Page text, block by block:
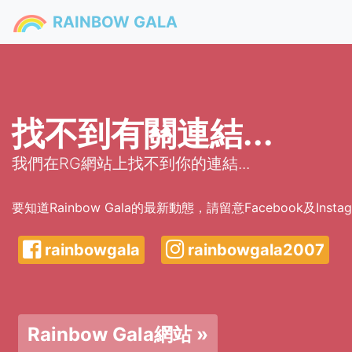
RAINBOW GALA
找不到有關連結...
我們在RG網站上找不到你的連結...
要知道Rainbow Gala的最新動態，請留意Facebook及
rainbowgala rainbowgala2007
Rainbow Gala網站 »